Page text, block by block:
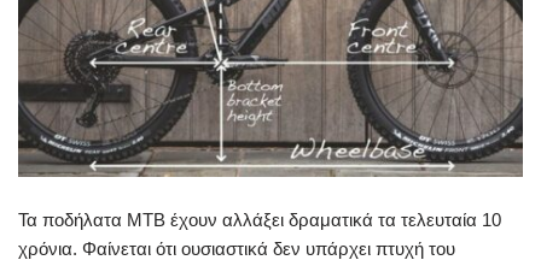
Τα ποδήλατα MTB έχουν αλλάξει δραματικά τα τελευταία 10
χρόνια. Φαίνεται ότι ουσιαστικά δεν υπάρχει πτυχή του